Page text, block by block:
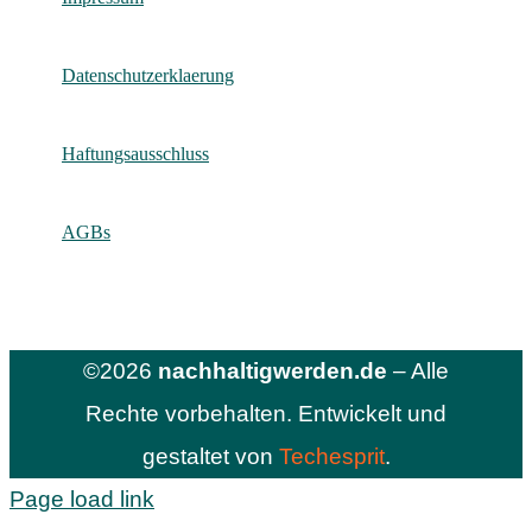
Datenschutzerklaerung
Haftungsausschluss
AGBs
©2026 nachhaltigwerden.de – Alle
Rechte vorbehalten. Entwickelt und
gestaltet von Techesprit.
Page load link